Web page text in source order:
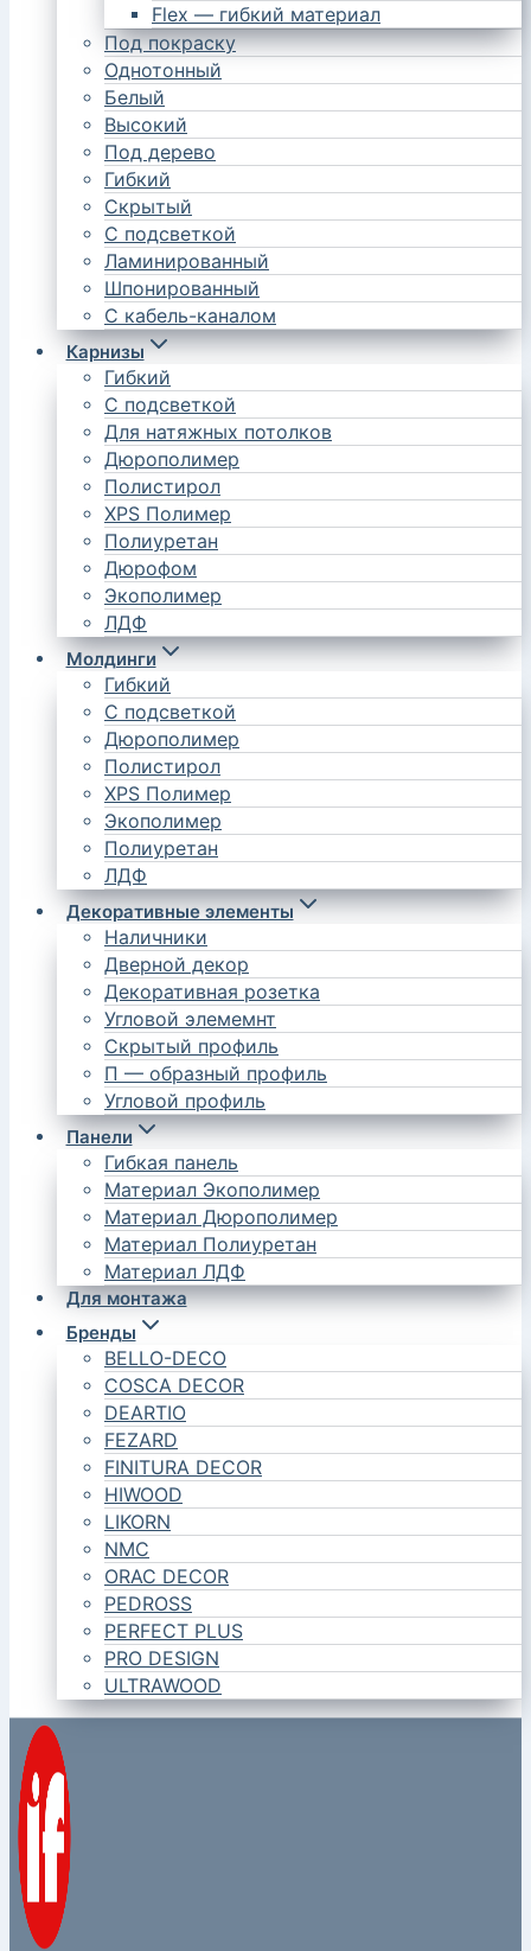
Flex — гибкий материал
Под покраску
Однотонный
Белый
Высокий
Под дерево
Гибкий
Скрытый
С подсветкой
Ламинированный
Шпонированный
С кабель-каналом
Карнизы
Гибкий
С подсветкой
Для натяжных потолков
Дюрополимер
Полистирол
XPS Полимер
Полиуретан
Дюрофом
Экополимер
ЛДФ
Молдинги
Гибкий
С подсветкой
Дюрополимер
Полистирол
XPS Полимер
Экополимер
Полиуретан
ЛДФ
Декоративные элементы
Наличники
Дверной декор
Декоративная розетка
Угловой элемемнт
Скрытый профиль
П — образный профиль
Угловой профиль
Панели
Гибкая панель
Материал Экополимер
Материал Дюрополимер
Материал Полиуретан
Материал ЛДФ
Для монтажа
Бренды
BELLO-DECO
COSCA DECOR
DEARTIO
FEZARD
FINITURA DECOR
HIWOOD
LIKORN
NMC
ORAC DECOR
PEDROSS
PERFECT PLUS
PRO DESIGN
ULTRAWOOD